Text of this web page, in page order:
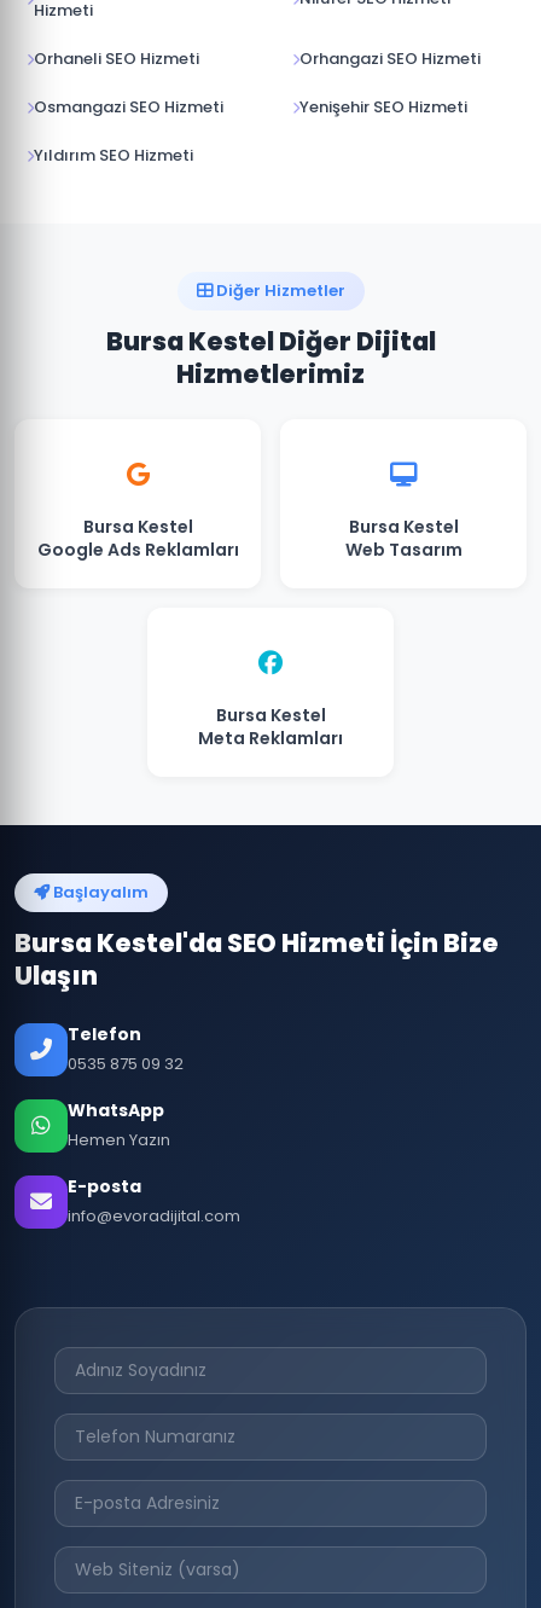
Hizmeti
Orhaneli SEO Hizmeti Orhangazi SEO Hizmeti
Osmangazi SEO Hizmeti Yenişehir SEO Hizmeti
Yıldırım SEO Hizmeti
Diğer Hizmetler
Bursa Kestel Diğer Dijital
Hizmetlerimiz
Bursa Kestel
Google Ads Reklamları
Bursa Kestel
Web Tasarım
Bursa Kestel
Meta Reklamları
Başlayalım
Bursa Kestel'da SEO Hizmeti İçin Bize
Ulaşın
Telefon
0535 875 09 32
WhatsApp
Hemen Yazın
E-posta
info@evoradijital.com